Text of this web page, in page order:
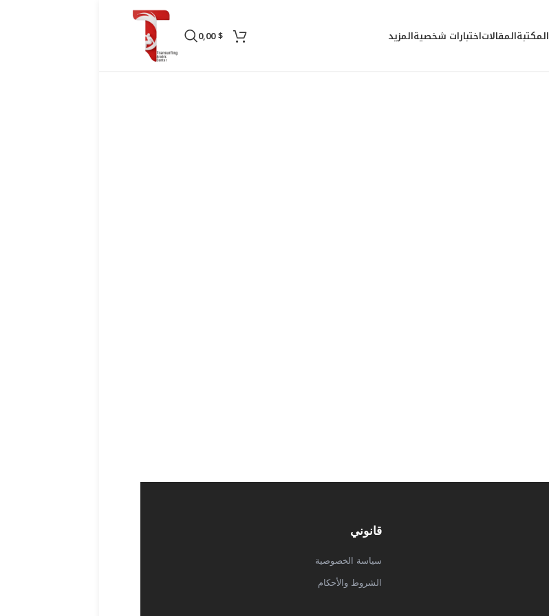
المكتبةالمقالاتاختبارات شخصيةالمزيد 0,00$
قانوني
سياسة الخصوصية
الشروط والأحكام